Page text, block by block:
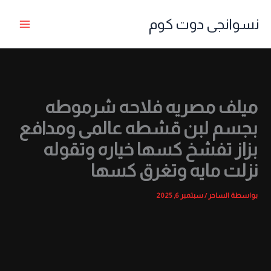
نسوانجى دوت كوم
ميلف مصريه فلاحه شرموطه
بجسم لبن قشطه عالمى ومدافع
بزاز تفشخ كسها خياره وتقوله
نزلت مايه وتغرق كسها
بواسطة الساحر/سبتمبر 6, 2025